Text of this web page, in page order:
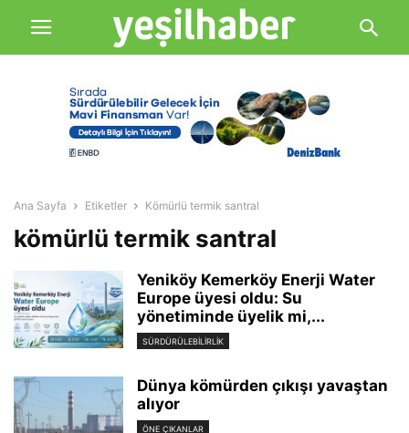
Ana Sayfa Etiketler Kömürlü termik santral
kömürlü termik santral
Yeniköy Kemerköy Enerji Water
Europe üyesi oldu: Su
yönetiminde üyelik mi,...
SÜRDÜRÜLEBILIRLIK
Dünya kömürden çıkışı yavaştan
alıyor
ÖNE ÇIKANLAR